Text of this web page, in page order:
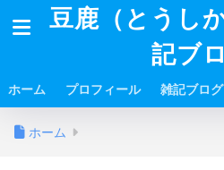
豆鹿（とうし
記ブ
ホーム プロフィール 雑記ブログ
ホーム